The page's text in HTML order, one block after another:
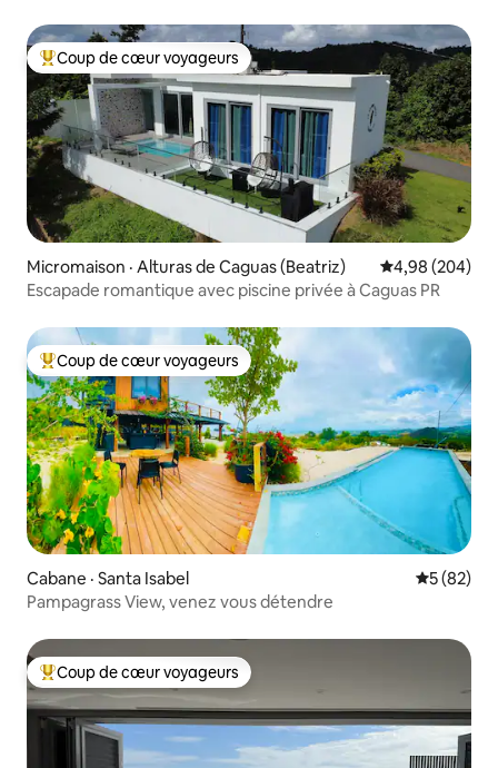
Coup de cœur voyageurs parmi les plus aimés
Coup de cœur voyageurs
Micromaison · Alturas de Caguas (Beatriz) Note
4,98 (204)
Escapade romantique avec piscine privée à Caguas PR
Coup de cœur voyageurs parmi les plus aimés
Coup de cœur voyageurs
Cabane · Santa Isabel Note
5 (82)
Pampagrass View, venez vous détendre
Coup de cœur voyageurs parmi les plus aimés
Coup de cœur voyageurs